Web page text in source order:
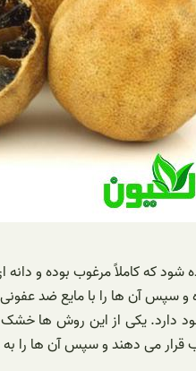
شود که کاملاً مرغوب بوده و دانه
و سپس آن ها را با مایع ضد